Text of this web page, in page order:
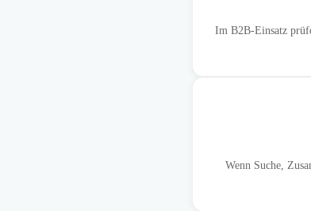
Im B2B-Einsatz
Wenn Suche,